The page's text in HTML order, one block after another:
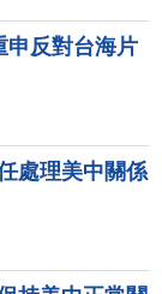
申反對台海片
處理美中關係